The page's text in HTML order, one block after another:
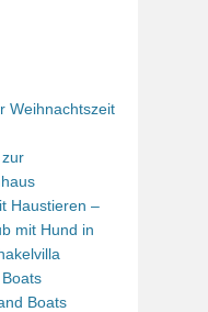
Weihnachtszeit
Haustieren –
mit Hund in
Boats